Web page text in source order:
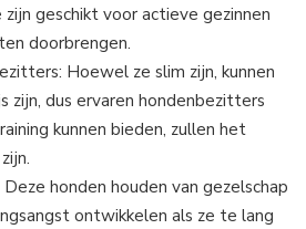
zijn geschikt voor actieve gezinnen
doorbrengen.
Hoewel ze slim zijn, kunnen
zijn, dus ervaren hondenbezitters
kunnen bieden, zullen het
honden houden van gezelschap
ontwikkelen als ze te lang